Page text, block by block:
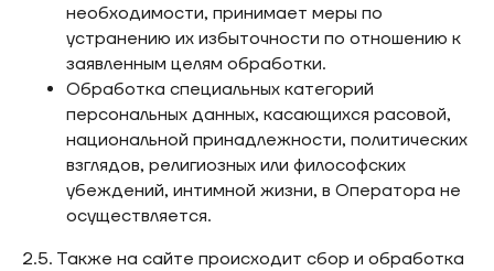
необходимости, принимает меры по
устранению их избыточности по отношению к
заявленным целям обработки.
Обработка специальных категорий
персональных данных, касающихся расовой,
национальной принадлежности, политических
взглядов, религиозных или философских
убеждений, интимной жизни, в Оператора не
осуществляется.
2.5. Также на сайте происходит сбор и обработка